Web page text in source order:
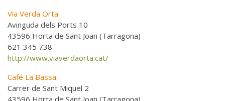
Via Verda Orta
Avinguda dels Ports 10
43596 Horta de Sant Joan (Tarragona)
621 345 738
http://www.viaverdaorta.cat/
Café La Bassa
Carrer de Sant Miquel 2
43596 Horta de Sant Joan (Tarragona)